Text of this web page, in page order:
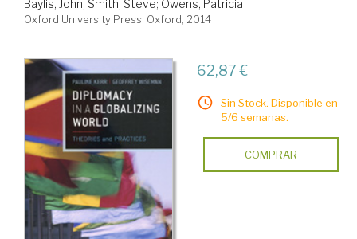
Baylis, John; Smith, Steve; Owens, Patricia
Oxford University Press. Oxford, 2014
62,87 €
Sin Stock. Disponible en
5/6 semanas.
COMPRAR